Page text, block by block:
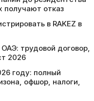
получают отказ
в RAKEZ в
трудовой договор,
2026
году: полный
офшор, налоги,